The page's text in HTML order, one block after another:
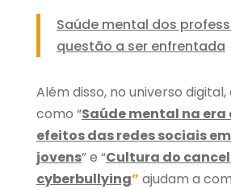
Saúde mental dos
questão a ser enfrentada
Além disso, no universo
como “Saúde mental na
efeitos das redes sociais
jovens” e “Cultura do
cyberbullying” ajudam a